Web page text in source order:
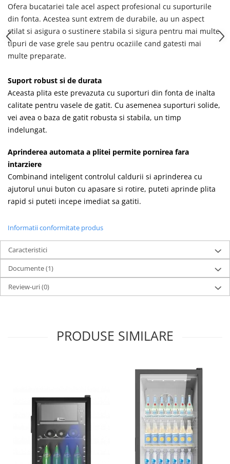
Preparare ceai si cafea
Aparate de spumat lapte
Espressoare
Preparare desert
Aparate de facut inghetata
Preparare paine
Masini de facut paine
Prajitoare de paine
Storcatoare
Ofera bucatariei tale acel aspect profesional cu suporturile
din fonta. Acestea sunt extrem de durabile, au un aspect
stilat si asigura o sustinere stabila si sigura pentru mai multe
tipuri de vase grele sau pentru ocaziile cand gatesti mai
multe preparate.
Suport robust si de durata
Aceasta plita este prevazuta cu suporturi din fonta de inalta
calitate pentru vasele de gatit. Cu asemenea suporturi solide,
vei avea o baza de gatit robusta si stabila, un timp
indelungat.
Aprinderea automata a plitei permite pornirea fara
intarziere
Combinand inteligent controlul caldurii si aprinderea cu
ajutorul unui buton cu apasare si rotire, puteti aprinde plita
rapid si puteti incepe imediat sa gatiti.
Informatii conformitate produs
Caracteristici
Documente (1)
Review-uri(0)
PRODUSE SIMILARE